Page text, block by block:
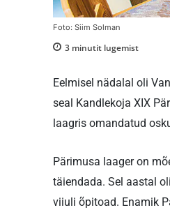
Foto: Siim Solman
3 minutit lugemist
Eelmisel nädalal oli
seal Kandlekoja XIX
laagris omandatud
Pärimusa laager on
täiendada. Sel aastal
viiuli õpitoad. Enamik